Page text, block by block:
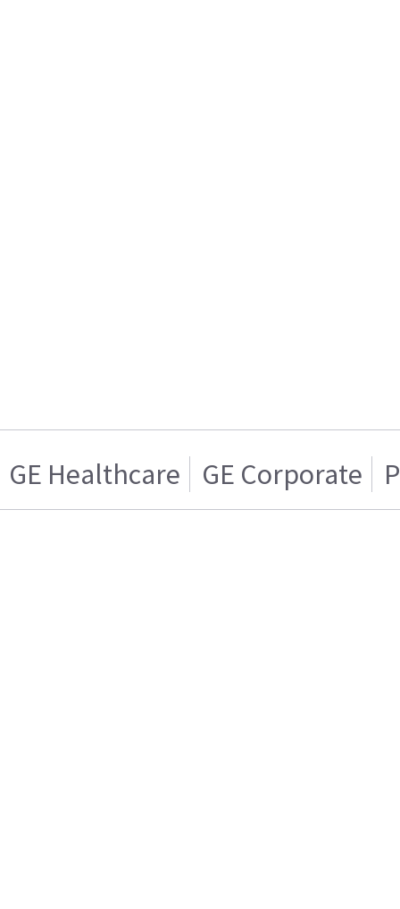
GE Healthcare GE Corporate